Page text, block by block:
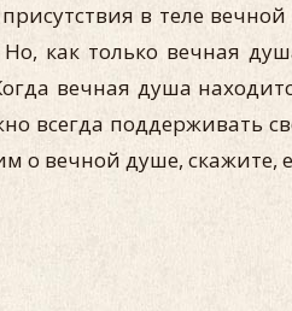
в теле
как только вечная
вечная душа
всегда поддерживать
вечной душе, скажите,